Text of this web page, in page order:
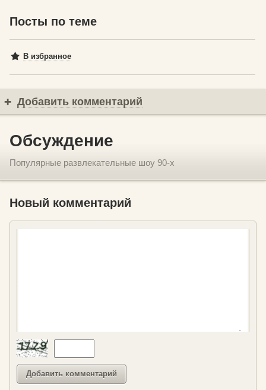
Посты по теме
В избранное
Добавить комментарий
Обсуждение
Популярные развлекательные шоу 90-х
Новый комментарий